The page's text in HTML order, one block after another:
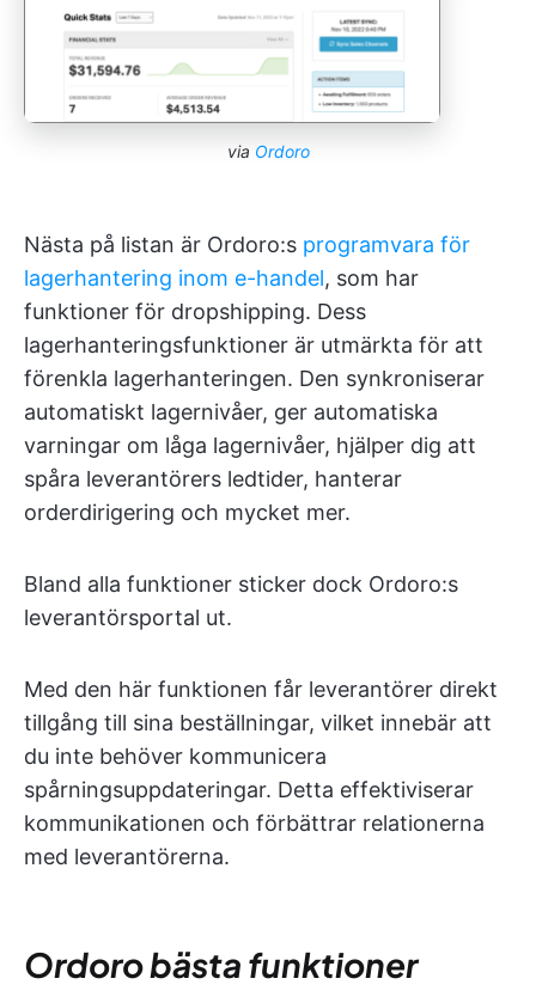
via Ordoro
Nästa på listan är Ordoro:s programvara för
lagerhantering inom e-handel, som har
funktioner för dropshipping. Dess
lagerhanteringsfunktioner är utmärkta för att
förenkla lagerhanteringen. Den synkroniserar
automatiskt lagernivåer, ger automatiska
varningar om låga lagernivåer, hjälper dig att
spåra leverantörers ledtider, hanterar
orderdirigering och mycket mer.
Bland alla funktioner sticker dock Ordoro:s
leverantörsportal ut.
Med den här funktionen får leverantörer direkt
tillgång till sina beställningar, vilket innebär att
du inte behöver kommunicera
spårningsuppdateringar. Detta effektiviserar
kommunikationen och förbättrar relationerna
med leverantörerna.
Ordoro bästa funktioner